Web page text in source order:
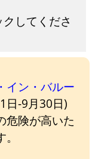
してくださ
イン・バルー
日-9月30日)
危険が高いた